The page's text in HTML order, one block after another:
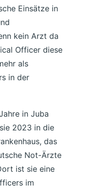
Einsätze in
kein Arzt da
Officer diese
als
in der
in Juba
2023 in die
das
Not-Ärzte
ist sie eine
im